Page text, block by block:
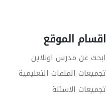
اقسام الموقع
ابحث عن مدرس اونلاين
تجميعات الملفات التعليمية
تجميعات الاسئلة